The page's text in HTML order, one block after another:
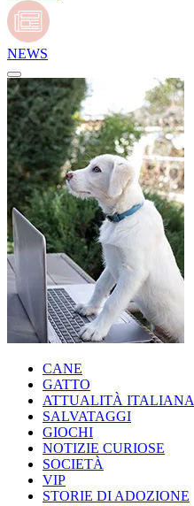
NEWS
CANE
GATTO
ATTUALITÀ ITALIANA
SALVATAGGI
GIOCHI
NOTIZIE CURIOSE
SOCIETÀ
VIP
STORIE DI ADOZIONE